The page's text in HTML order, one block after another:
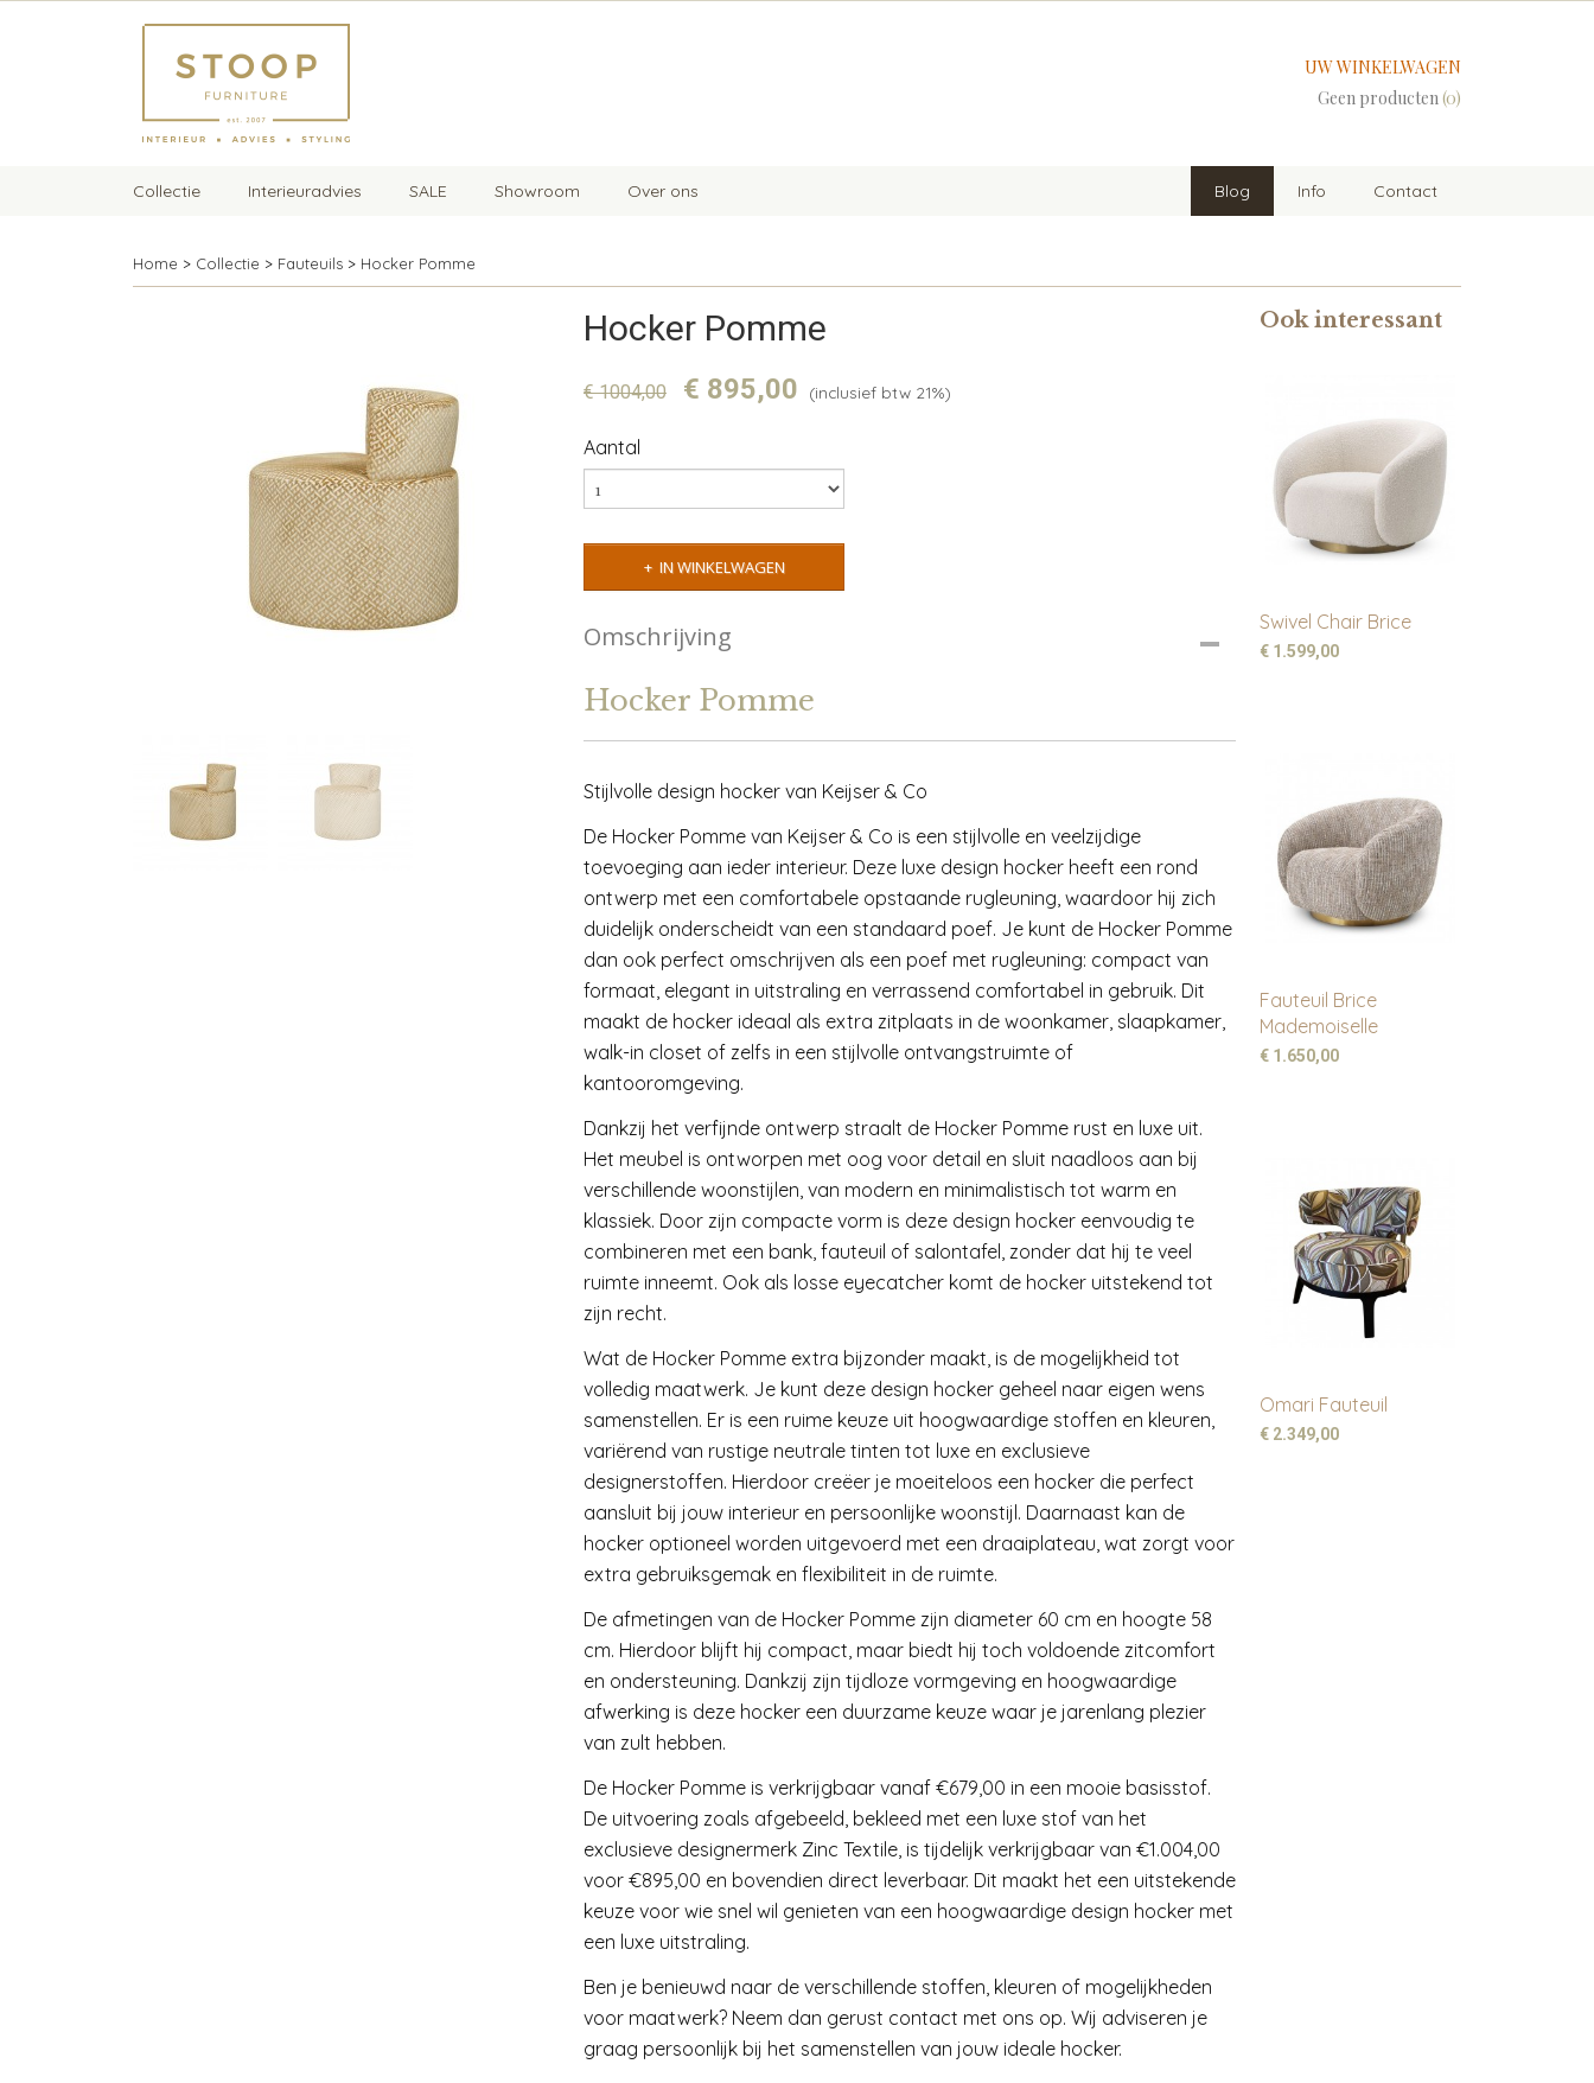
UW WINKELWAGEN
Geen producten(0)
Contact
Info
Blog
Collectie Interieuradvies SALE Showroom Over ons
Home > Collectie > Fauteuils > Hocker Pomme
Hocker Pomme
€ 1004,00 € 895,00 (inclusief btw 21%)
Aantal
IN WINKELWAGEN
Omschrijving
Hocker Pomme
Stijlvolle design hocker van Keijser & Co
De Hocker Pomme van Keijser & Co is een stijlvolle en veelzijdige
toevoeging aan ieder interieur. Deze luxe design hocker heeft een rond
ontwerp met een comfortabele opstaande rugleuning, waardoor hij zich
duidelijk onderscheidt van een standaard poef. Je kunt de Hocker Pomme
dan ook perfect omschrijven als een poef met rugleuning: compact van
formaat, elegant in uitstraling en verrassend comfortabel in gebruik. Dit
maakt de hocker ideaal als extra zitplaats in de woonkamer, slaapkamer,
walk-in closet of zelfs in een stijlvolle ontvangstruimte of
kantooromgeving.
Dankzij het verfijnde ontwerp straalt de Hocker Pomme rust en luxe uit.
Het meubel is ontworpen met oog voor detail en sluit naadloos aan bij
verschillende woonstijlen, van modern en minimalistisch tot warm en
klassiek. Door zijn compacte vorm is deze design hocker eenvoudig te
combineren met een bank, fauteuil of salontafel, zonder dat hij te veel
ruimte inneemt. Ook als losse eyecatcher komt de hocker uitstekend tot
zijn recht.
Wat de Hocker Pomme extra bijzonder maakt, is de mogelijkheid tot
volledig maatwerk. Je kunt deze design hocker geheel naar eigen wens
samenstellen. Er is een ruime keuze uit hoogwaardige stoffen en kleuren,
variërend van rustige neutrale tinten tot luxe en exclusieve
designerstoffen. Hierdoor creëer je moeiteloos een hocker die perfect
aansluit bij jouw interieur en persoonlijke woonstijl. Daarnaast kan de
hocker optioneel worden uitgevoerd met een draaiplateau, wat zorgt voor
extra gebruiksgemak en flexibiliteit in de ruimte.
De afmetingen van de Hocker Pomme zijn diameter 60 cm en hoogte 58
cm. Hierdoor blijft hij compact, maar biedt hij toch voldoende zitcomfort
en ondersteuning. Dankzij zijn tijdloze vormgeving en hoogwaardige
afwerking is deze hocker een duurzame keuze waar je jarenlang plezier
van zult hebben.
De Hocker Pomme is verkrijgbaar vanaf €679,00 in een mooie basisstof.
De uitvoering zoals afgebeeld, bekleed met een luxe stof van het
exclusieve designermerk Zinc Textile, is tijdelijk verkrijgbaar van €1.004,00
voor €895,00 en bovendien direct leverbaar. Dit maakt het een uitstekende
keuze voor wie snel wil genieten van een hoogwaardige design hocker met
een luxe uitstraling.
Ben je benieuwd naar de verschillende stoffen, kleuren of mogelijkheden
voor maatwerk? Neem dan gerust contact met ons op. Wij adviseren je
graag persoonlijk bij het samenstellen van jouw ideale hocker.
Ook interessant
Swivel Chair Brice
€ 1.599,00
Fauteuil Brice
Mademoiselle
€ 1.650,00
Omari Fauteuil
€ 2.349,00